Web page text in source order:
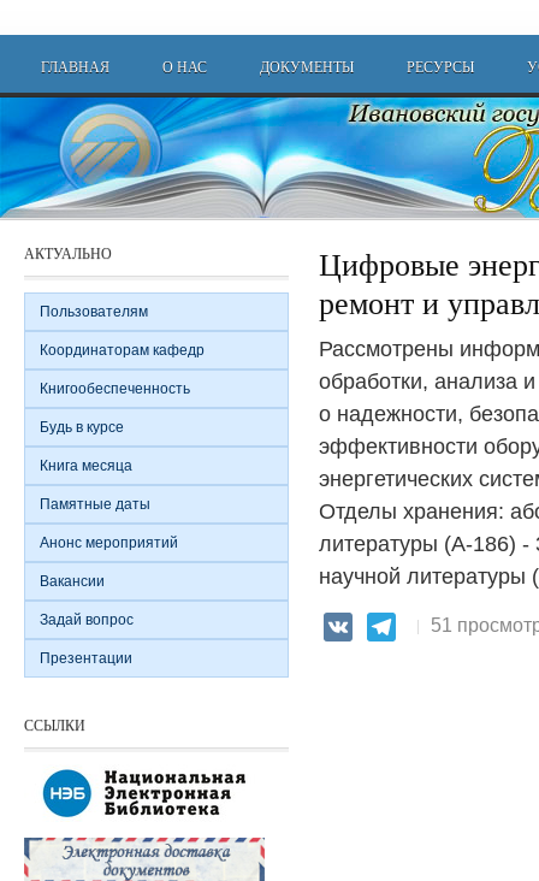
Main menu
ГЛАВНАЯ О НАС ДОКУМЕНТЫ РЕСУРСЫ
Цифровые
ремонт и
Рассмотрены
обработки, анализа
о надежности,
эффективности
энергетических
Отделы хранения:
литературы (А-186) -
научной литературы
VK Telegram
51
АКТУАЛЬНО
Пользователям
Координаторам кафедр
Книгообеспеченность
Будь в курсе
Книга месяца
Памятные даты
Анонс мероприятий
Вакансии
Задай вопрос
Презентации
ССЫЛКИ